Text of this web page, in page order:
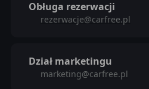
Obługa rezerwacji
rezerwacje@carfree.pl
Dział marketingu
marketing@carfree.pl